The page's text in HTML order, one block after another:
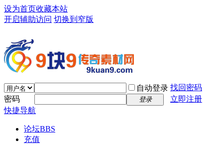
设为首页收藏本站
开启辅助访问 切换到窄版
自动登录 找回密码
密码
登录
立即注册
快捷导航
论坛BBS
充值